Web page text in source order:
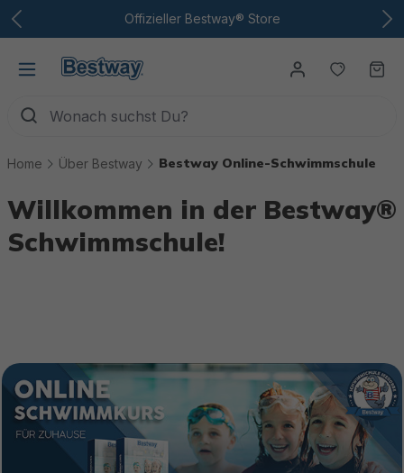
Zum Hauptinhalt Offizieller Bestway® Store
Du
Home Über Bestway Bestway Online-Schwimmschule
Willkommen in der Bestway®
Schwimmschule!